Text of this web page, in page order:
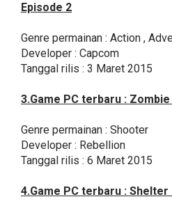
Episode 2
Genre permainan : Action ,
Developer : Capcom
Tanggal rilis : 3 Maret 2015
3.Game PC terbaru :
Genre permainan : Shooter
Developer : Rebellion
Tanggal rilis : 6 Maret 2015
4.Game PC terbaru : Shelter